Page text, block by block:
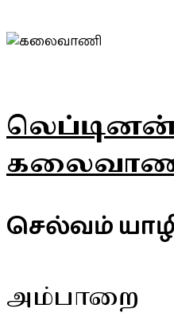
செல்வம்
அம்பாறை